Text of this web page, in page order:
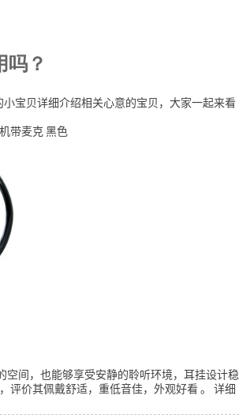
吗？
宝贝详细介绍相关心意的宝贝，大家一起来看
带麦克 黑色
间，也能够享受安静的聆听环境，耳挂设计稳
，评价其佩戴舒适，重低音佳，外观好看。 详细